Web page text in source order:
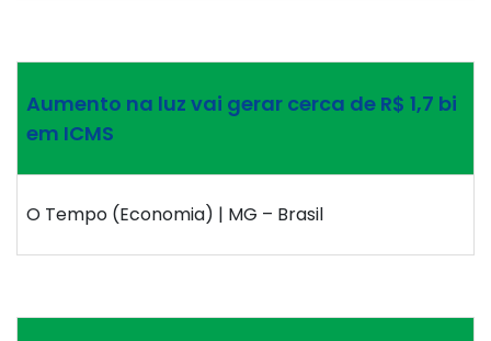
Aumento na luz vai gerar cerca de R$ 1,7 bi
em ICMS
O Tempo (Economia) | MG – Brasil